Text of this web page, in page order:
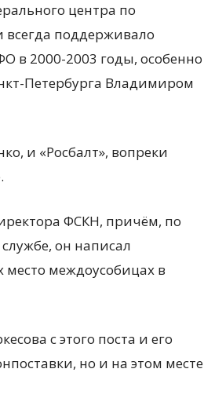
центра по
всегда поддерживало
в 2000-2003 годы, особенно
Петербурга Владимиром
и «Росбалт», вопреки
ФСКН, причём, по
он написал
междоусобицах в
с этого поста и его
но и на этом месте